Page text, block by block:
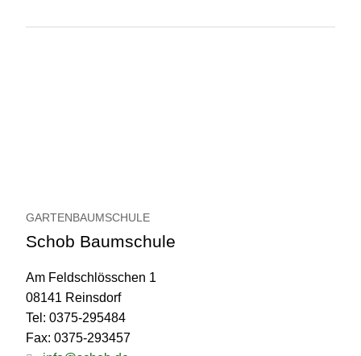
GARTENBAUMSCHULE
Schob Baumschule
Am Feldschlösschen 1
08141 Reinsdorf
Tel: 0375-295484
Fax: 0375-293457